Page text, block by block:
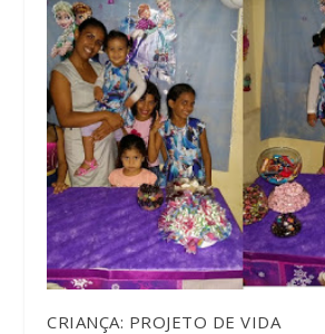
CRIANÇA: PROJETO DE VIDA